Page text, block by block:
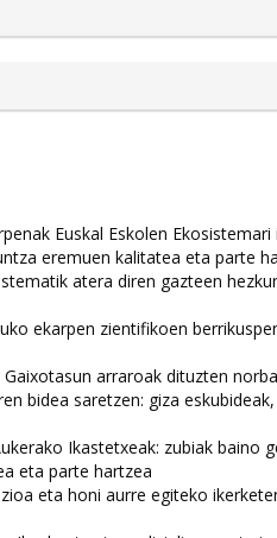
Euskal Eskolen
eremuen kalitatea eta parte
atera diren gazteen
ekarpen zientifikoen
arraroak dituzten
bidea saretzen: giza
Ikastetxeak: zubiak baino
eta parte hartzea
eta honi aurre egiteko